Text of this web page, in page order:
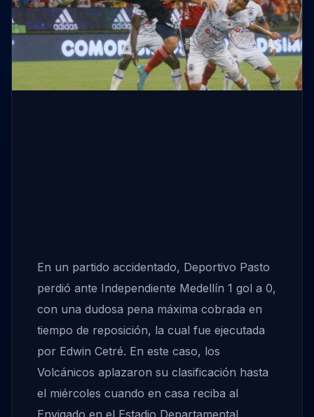
En un partido accidentado, Deportivo Pasto
perdió ante Independiente Medellín 1 gol a 0,
con una dudosa pena máxima cobrada en
tiempo de reposición, la cual fue ejecutada
por Edwin Cetré. En este caso, los
Volcánicos aplazaron su clasificación hasta
el miércoles cuando en casa reciba al